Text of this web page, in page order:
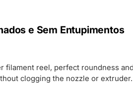
e Sem Entupimentos
filament reel, perfect roundness
clogging the nozzle or extruder.